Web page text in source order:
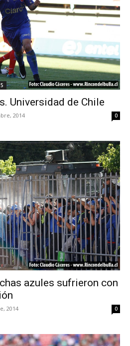
Universidad de Chile
2014 0
azules sufrieron con
2014 0